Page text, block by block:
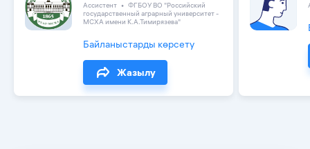
Ассистент
ФГБОУ ВО "Российский
государственный аграрный университет -
МСХА имени К.А.Тимирязева"
Байланыстарды көрсету
Жазылу